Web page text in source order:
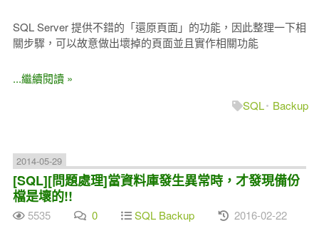
SQL Server 提供不錯的「還原頁面」的功能，因此整理一下相
關步驟，可以故意做出壞掉的頁面並且實作相關功能
...繼續閱讀 »
SQL
Backup
2014-05-29
[SQL][問題處理]當資料庫發生異常時，才發現備份
檔是壞的!!
5535 0 SQL Backup 2016-02-22